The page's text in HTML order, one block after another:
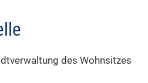
des Wohnsitzes